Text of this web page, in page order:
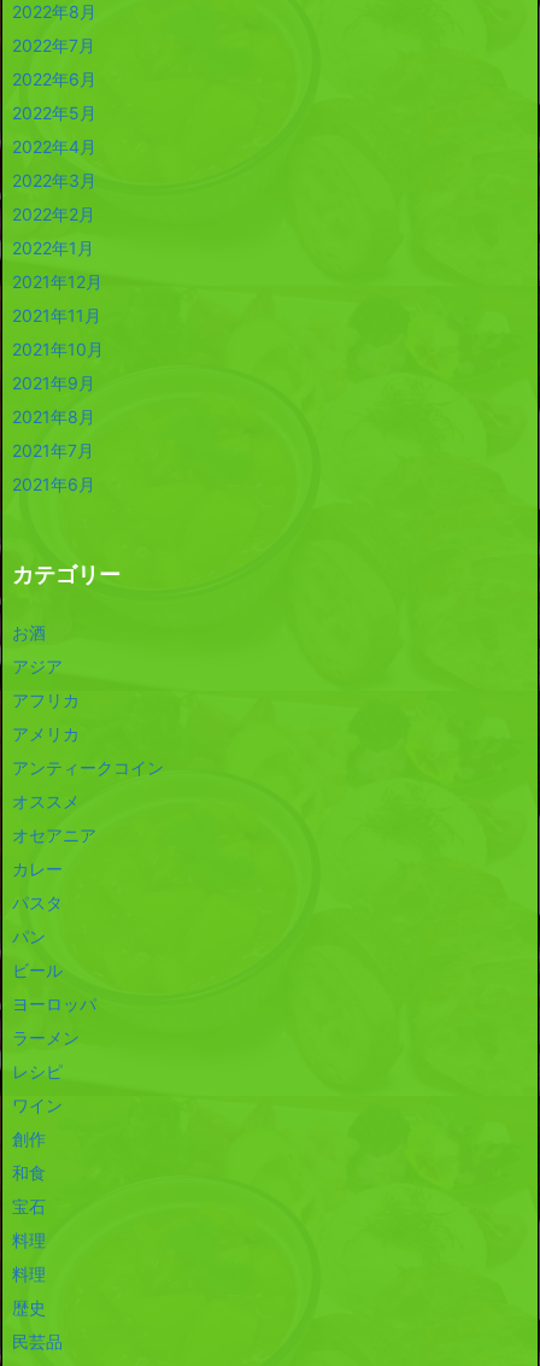
2022年8月
2022年7月
2022年6月
2022年5月
2022年4月
2022年3月
2022年2月
2022年1月
2021年12月
2021年11月
2021年10月
2021年9月
2021年8月
2021年7月
2021年6月
カテゴリー
お酒
アジア
アフリカ
アメリカ
アンティークコイン
オススメ
オセアニア
カレー
パスタ
パン
ビール
ヨーロッパ
ラーメン
レシピ
ワイン
創作
和食
宝石
料理
料理
歴史
民芸品